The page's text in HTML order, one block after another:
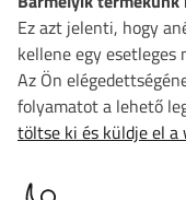
Ez azt jelenti, hogy
kellene egy
Az Ön
folyamatot a lehető
töltse ki és küldje el